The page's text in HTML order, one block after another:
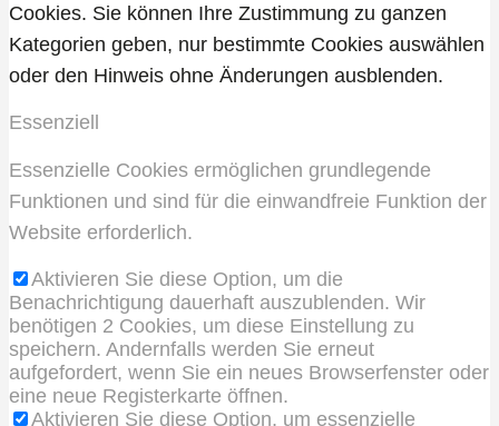
Cookies. Sie können Ihre Zustimmung zu ganzen
Kategorien geben, nur bestimmte Cookies auswählen
oder den Hinweis ohne Änderungen ausblenden.
Essenziell
Essenzielle Cookies ermöglichen grundlegende
Funktionen und sind für die einwandfreie Funktion der
Website erforderlich.
Aktivieren Sie diese Option, um die
Benachrichtigung dauerhaft auszublenden. Wir
benötigen 2 Cookies, um diese Einstellung zu
speichern. Andernfalls werden Sie erneut
aufgefordert, wenn Sie ein neues Browserfenster oder
eine neue Registerkarte öffnen.
Aktivieren Sie diese Option, um essenzielle